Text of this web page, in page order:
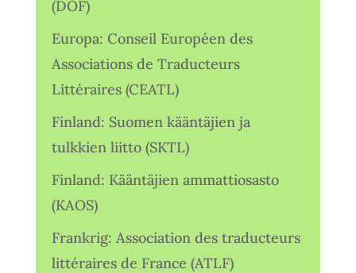
(DOF)
Europa: Conseil Européen des
Associations de Traducteurs
Littéraires (CEATL)
Finland: Suomen kääntäjien ja
tulkkien liitto (SKTL)
Finland: Kääntäjien ammattiosasto
(KAOS)
Frankrig: Association des traducteurs
littéraires de France (ATLF)